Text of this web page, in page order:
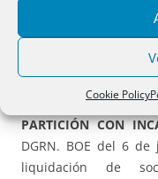
Cookie Policy
http://www.cde.ua.es/
boe20010608_20296.gif
RESOLUCIONES
PARTICIÓN CON
DGRN. BOE del 6
liquidación de